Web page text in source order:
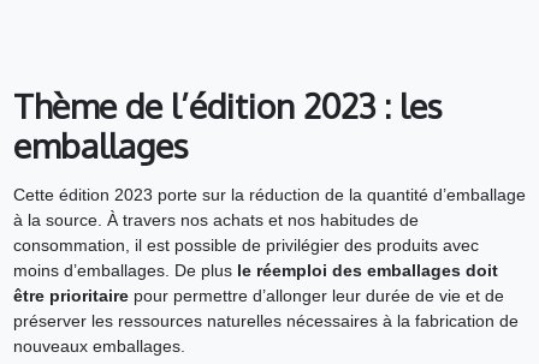
Thème de l’édition 2023 : les
emballages
Cette édition 2023 porte sur la réduction de la quantité d’emballage
à la source. À travers nos achats et nos habitudes de
consommation, il est possible de privilégier des produits avec
moins d’emballages. De plusle réemploi des emballages doit
être prioritaire pour permettre d’allonger leur durée de vie et de
préserver les ressources naturelles nécessaires à la fabrication de
nouveaux emballages.